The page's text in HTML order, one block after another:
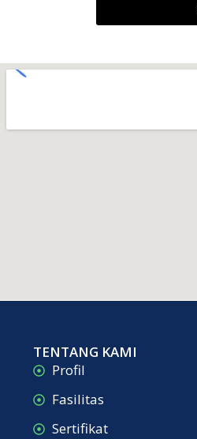
TENTANG KAMI
Profil
Fasilitas
Sertifikat